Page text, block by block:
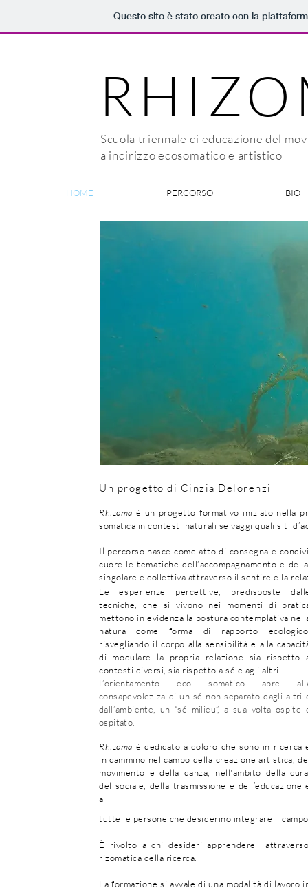
Questo sito è stato creato con la
Scuola triennale di educazione del
a indirizzo ecosomatico e artistico
HOME PERCORSO BIO
Un progetto di Cinzia Delorenzi
Rhizoma è un progetto formativo iniziato nella
somatica in contesti naturali selvaggi quali siti
Il percorso nasce come atto di consegna e
cuore le tematiche dell’accompagnamento e
singolare e collettiva attraverso il sentire e la
Le esperienze percettive, predisposte
tecniche, che si vivono nei momenti di
mettono in evidenza la postura contemplativa
natura come forma di rapporto
risvegliando il corpo alla sensibilità e alla
di modulare la propria relazione sia rispetto
contesti diversi, sia rispetto a sé e agli altri.
L’orientamento eco somatico apre
consapevolez-za di un sé non separato dagli altri
dall’ambiente, un “sé milieu”, a sua volta ospite
ospitato.
Rhizoma è dedicato a coloro che sono in ricerca
in cammino nel campo della creazione artistica,
movimento e della danza, nell'ambito della
del sociale, della trasmissione e dell’educazione
a
tutte le persone che desiderino integrare il
È rivolto a chi desideri apprendere
rizomatica della ricerca.
La formazione si avvale di una modalità di